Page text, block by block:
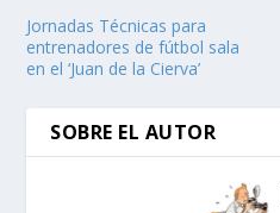
Jornadas Técnicas para
entrenadores de fútbol sala
en el ‘Juan de la Cierva’
SOBRE EL AUTOR